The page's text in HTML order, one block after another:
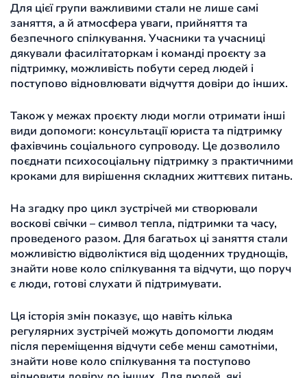
Для цієї групи важливими стали не лише самі
заняття, а й атмосфера уваги, прийняття та
безпечного спілкування. Учасники та учасниці
дякували фасилітаторкам і команді проєкту за
підтримку, можливість побути серед людей і
поступово відновлювати відчуття довіри до інших.
Також у межах проєкту люди могли отримати інші
види допомоги: консультації юриста та підтримку
фахівчинь соціального супроводу. Це дозволило
поєднати психосоціальну підтримку з практичними
кроками для вирішення складних життєвих питань.
На згадку про цикл зустрічей ми створювали
воскові свічки – символ тепла, підтримки та часу,
проведеного разом. Для багатьох ці заняття стали
можливістю відволіктися від щоденних труднощів,
знайти нове коло спілкування та відчути, що поруч
є люди, готові слухати й підтримувати.
Ця історія змін показує, що навіть кілька
регулярних зустрічей можуть допомогти людям
після переміщення відчути себе менш самотніми,
знайти нове коло спілкування та поступово